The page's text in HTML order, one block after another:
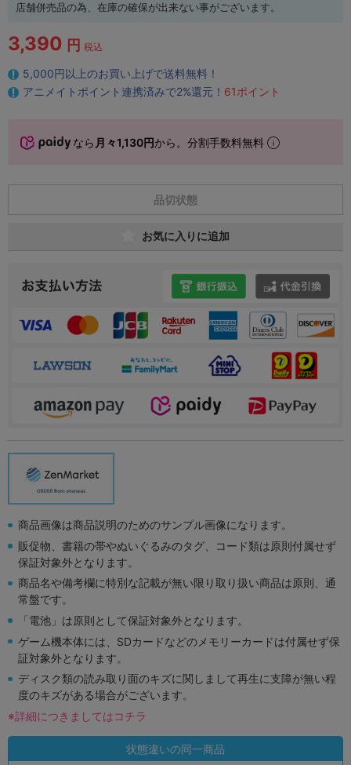
店舗併売品の為、在庫の確保が出来ない事がございます。
3,390 円 税込
5,000円以上のお買い上げで送料無料！
アニメイトポイント連携済みで2%還元！ 61ポイント
なら 月々1,130円から。分割手数料無料
品切状態
お気に入りに追加
商品画像は商品説明のためのサンプル画像になります。
販促物、書籍の帯やぬいぐるみのタグ、コード類は原則付属せず
保証対象外となります。
商品名や備考欄に特別な記載が無い限り取り扱い商品は原則、通
常盤です。
「電池」は原則として保証対象外となります。
ゲーム機本体には、SDカードなどのメモリーカードは付属せず保
証対象外となります。
ディスク類の読み取り面のキズに関しまして再生に支障が無い程
度のキズがある場合がございます。
※詳細につきましてはコチラ
状態違いの同一商品